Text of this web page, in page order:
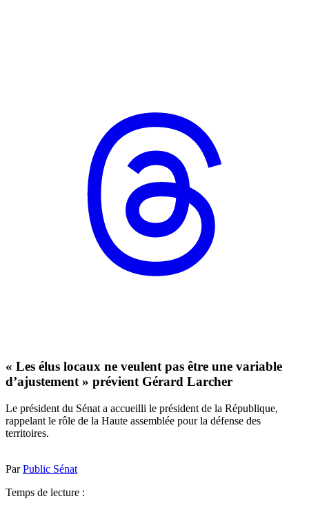
« Les élus locaux ne veulent pas être une variable
d’ajustement » prévient Gérard Larcher
Le président du Sénat a accueilli le président de la République,
rappelant le rôle de la Haute assemblée pour la défense des
territoires.
ParPublic Sénat
Temps de lecture :